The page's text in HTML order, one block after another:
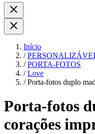
Início
/
/ PORTA-FOTOS
/ Love
/ Porta-fotos duplo
Porta-fotos
corações